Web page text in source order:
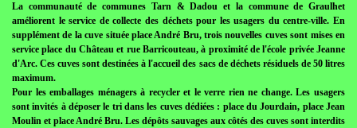
La communauté de communes Tarn & Dadou et la commune de Graulhet
améliorent le service de collecte des déchets pour les usagers du centre-ville. En
supplément de la cuve située place André Bru, trois nouvelles cuves sont mises en
service place du Château et rue Barricouteau, à proximité de l'école privée Jeanne
d'Arc. Ces cuves sont destinées à l'accueil des sacs de déchets résiduels de 50 litres
maximum.
Pour les emballages ménagers à recycler et le verre rien ne change. Les usagers
sont invités à déposer le tri dans les cuves dédiées : place du Jourdain, place Jean
Moulin et place André Bru. Les dépôts sauvages aux côtés des cuves sont interdits